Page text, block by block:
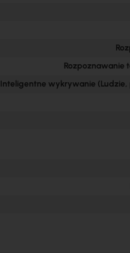
Rozpoznawanie
Inteligentne wykrywanie